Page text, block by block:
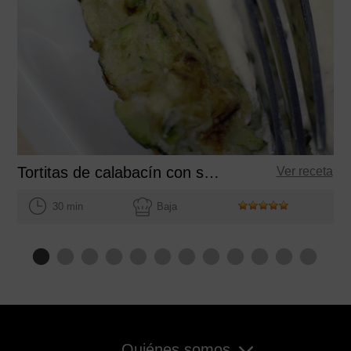
Tortitas de calabacín con salsa de yogur Ver receta
30 min Baja